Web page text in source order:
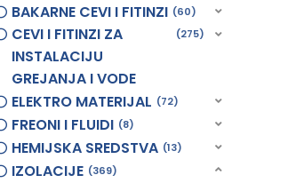
BAKARNE CEVI I FITINZI 60
CEVI I FITINZI ZA
INSTALACIJU
GREJANJA I VODE
275
ELEKTRO MATERIJAL 72
FREONI I FLUIDI 8
HEMIJSKA SREDSTVA 13
IZOLACIJE 369